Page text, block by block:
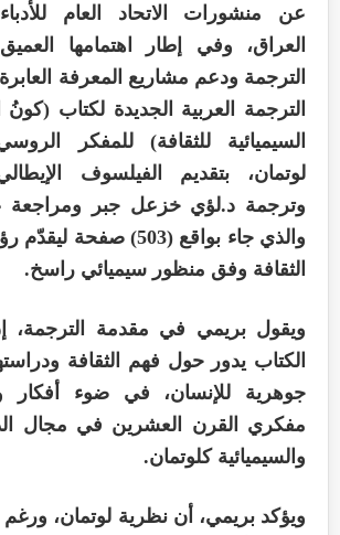
عن منشورات الاتحاد العام
العراق، وفي إطار اهتمامها
الترجمة ودعم مشاريع المعرفة
الترجمة العربية الجديدة لكتاب
السيميائية للثقافة) للمفكر
لوتمان، بتقديم الفيلسوف
وترجمة د.لؤي خزعل جبر ومراجعة
والذي جاء بواقع (503)
الثقافة وفق منظور سيميائي راسخ.
ويقول بريمي في مقدمة الترجمة،
الكتاب يدور حول فهم الثقافة
جوهرية للإنسان، في ضوء أفكار
مفكري القرن العشرين في مجال
والسيميائية كلوتمان.
ويؤكد بريمي، أن نظرية لوتمان، ورغم